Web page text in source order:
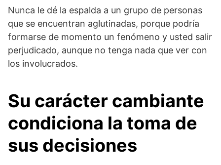
Nunca le dé la espalda a un grupo de personas
que se encuentran aglutinadas, porque podría
formarse de momento un fenómeno y usted salir
perjudicado, aunque no tenga nada que ver con
los involucrados.
Su carácter cambiante
condiciona la toma de
sus decisiones